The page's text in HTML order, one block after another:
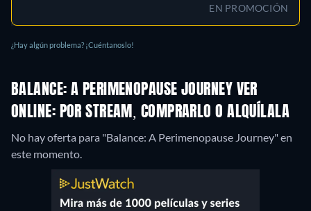
EN PROMOCIÓN
¿Hay algún problema? ¡Cuéntanoslo!
BALANCE: A PERIMENOPAUSE JOURNEY VER
ONLINE: POR STREAM, COMPRARLO O ALQUÍLALA
No hay oferta para "Balance: A Perimenopause Journey" en
este momento.